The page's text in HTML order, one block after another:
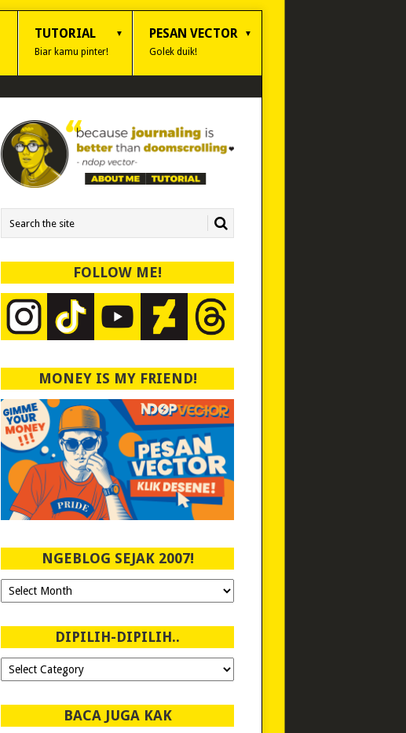
TUTORIAL
Biar kamu pinter!
PESAN VECTOR
Golek duik!
FOLLOW ME!
MONEY IS MY FRIEND!
NGEBLOG SEJAK 2007!
Ngeblog
Sejak
DIPILIH-DIPILIH..
Dipilih-
dipilih..
BACA JUGA KAK